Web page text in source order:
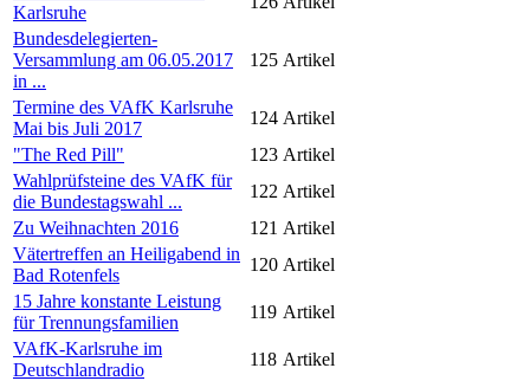
Karlsruhe
Bundesdelegierten-
Versammlung am 06.05.2017
in ...
125 Artikel
Termine des VAfK Karlsruhe
Mai bis Juli 2017
124 Artikel
"The Red Pill"
123 Artikel
Wahlprüfsteine des VAfK für
die Bundestagswahl ...
122 Artikel
Zu Weihnachten 2016
121 Artikel
Vätertreffen an Heiligabend in
Bad Rotenfels
120 Artikel
15 Jahre konstante Leistung
für Trennungsfamilien
119 Artikel
VAfK-Karlsruhe im
Deutschlandradio
118 Artikel